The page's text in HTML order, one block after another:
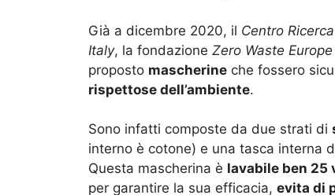
Già a dicembre 2020, il Centro
Italy, la fondazione Zero Waste Europe
proposto mascherine che fossero
rispettose dell’ambiente.
Sono infatti composte da due strati di
interno è cotone) e una tasca interna
Questa mascherina è lavabile ben 25
per garantire la sua efficacia, evita di